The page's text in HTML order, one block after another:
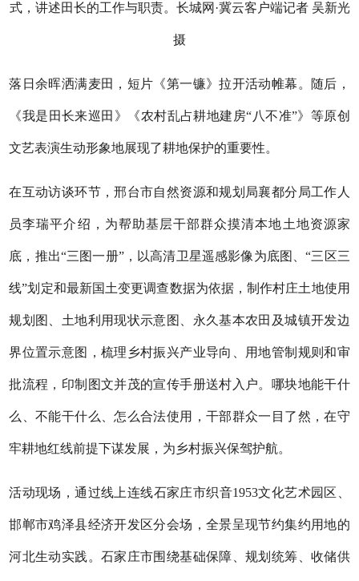
式，讲述田长的工作与职责。长城网·冀云客户端记者 吴新光
摄
落日余晖洒满麦田，短片《第一镰》拉开活动帷幕。随后，
《我是田长来巡田》《农村乱占耕地建房“八不准”》等原创
文艺表演生动形象地展现了耕地保护的重要性。
在互动访谈环节，邢台市自然资源和规划局襄都分局工作人
员李瑞平介绍，为帮助基层干部群众摸清本地土地资源家
底，推出“三图一册”，以高清卫星遥感影像为底图、“三区三
线”划定和最新国土变更调查数据为依据，制作村庄土地使用
规划图、土地利用现状示意图、永久基本农田及城镇开发边
界位置示意图，梳理乡村振兴产业导向、用地管制规则和审
批流程，印制图文并茂的宣传手册送村入户。哪块地能干什
么、不能干什么、怎么合法使用，干部群众一目了然，在守
牢耕地红线前提下谋发展，为乡村振兴保驾护航。
活动现场，通过线上连线石家庄市织音1953文化艺术园区、
邯郸市鸡泽县经济开发区分会场，全景呈现节约集约用地的
河北生动实践。石家庄市围绕基础保障、规划统筹、收储供